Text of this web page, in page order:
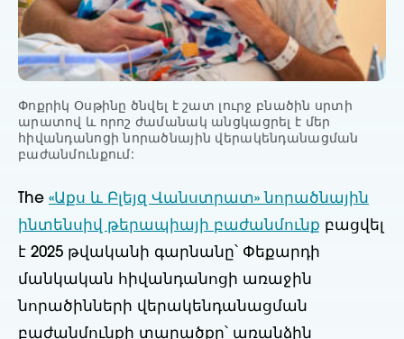
Փոքրիկ Օսթինը ծնվել է շատ լուրջ բնածին սրտի
արատով և որոշ ժամանակ անցկացրել է մեր
հիվանդանոցի նորածնային վերակենդանացման
բաժանմունքում:
The «Աքս և Բլեյզ Վանստրատ» նորածնային
ինտենսիվ թերապիայի բաժանմունք բացվել
է 2025 թվականի գարնանը՝ Փեքարդի
մանկական հիվանդանոցի առաջին
նորածինների վերակենդանացման
բաժանմունքի տարածքը՝ առանձին